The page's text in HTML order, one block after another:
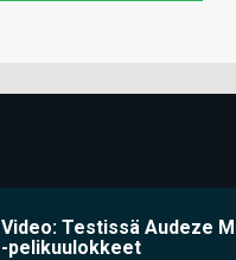
Video: Testissä Audeze
-pelikuulokkeet